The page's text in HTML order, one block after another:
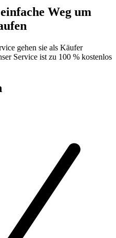
Weg um
gehen sie als Käufer
Service ist zu 100 % kostenlos